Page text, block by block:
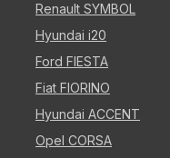
Renault SYMBOL
Hyundai i20
Ford FIESTA
Fiat FIORINO
Hyundai ACCENT
Opel CORSA